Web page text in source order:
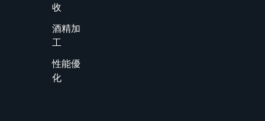
收
酒精加
工
性能優
化